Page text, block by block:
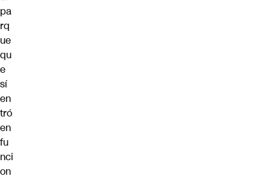
pa
rq
ue
qu
e
sí
en
tró
en
fu
nci
on